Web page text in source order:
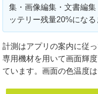
集・画像編集・文書編
ッテリー残量20%になる
計測はアプリの案内に従
専用機材を用いて画面輝
ています。画面の色温度は